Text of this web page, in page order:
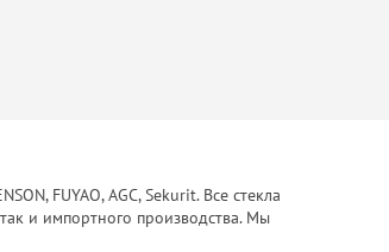
FUYAO, AGC, Sekurit. Все стекла
и импортного производства. Мы